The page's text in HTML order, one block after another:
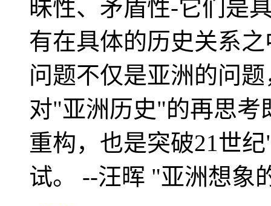
昧性、矛盾性-它们是
有在具体的历史关系
问题不仅是亚洲的问
对"亚洲历史"的再思考
重构，也是突破21世
试。 --汪晖 "亚洲想象